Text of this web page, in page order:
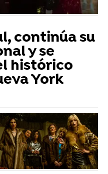
continúa su
y se
histórico
York